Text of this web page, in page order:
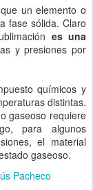
un elemento o
fase sólida. Claro
es una
y presiones por
químicos y
distintas.
gaseoso requiere
para algunos
el material
gaseoso.
Pacheco